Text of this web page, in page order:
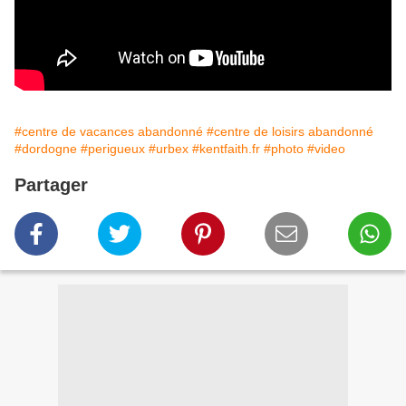
#centre de vacances abandonné #centre de loisirs abandonné
#dordogne #perigueux #urbex #kentfaith.fr #photo #video
Partager